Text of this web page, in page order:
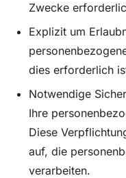
Zwecke
Explizit um
dies erforderlich
Notwendige
Ihre
Diese
auf, die
verarbeiten.